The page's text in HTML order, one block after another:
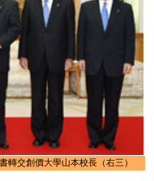
轉交創價大學山本校長（右三）